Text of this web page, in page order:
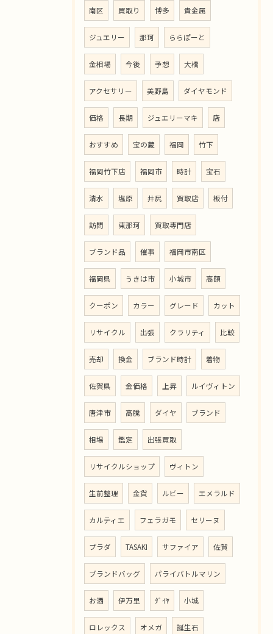
南区 買取り 博多 貴金属
ジュエリー 那珂 ららぽーと
金相場 今後 予想 大橋
アクセサリー 美野島 ダイヤモンド
価格 長期 ジュエリーマキ 店
おすすめ 宝の蔵 福岡 竹下
福岡竹下店 福岡市 時計 宝石
清水 塩原 井尻 買取店 板付
訪問 東那珂 買取専門店
ブランド品 催事 福岡市南区
福岡県 うきは市 小城市 高額
クーポン カラー グレード カット
リサイクル 出張 クラリティ 比較
売却 換金 ブランド時計 着物
佐賀県 金価格 上昇 ルイヴィトン
唐津市 高騰 ダイヤ ブランド
相場 鑑定 出張買取
リサイクルショップ ヴィトン
生前整理 金貨 ルビー エメラルド
カルティエ フェラガモ セリーヌ
プラダ TASAKI サファイア 佐賀
ブランドバッグ パライバトルマリン
お酒 伊万里 ﾀﾞｲﾔ 小城
ロレックス オメガ 誕生石